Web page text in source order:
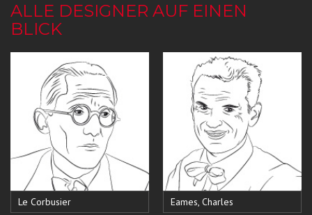
ALLE DESIGNER AUF EINEN
BLICK
Le Corbusier Eames, Charles